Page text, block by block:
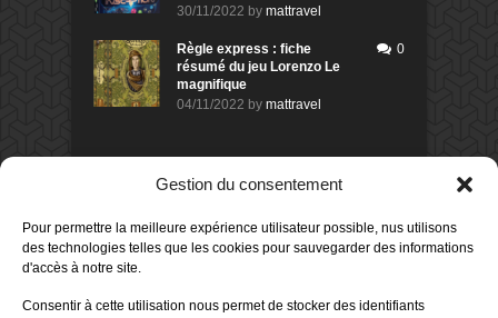
Gestion du consentement
Pour permettre la meilleure expérience utilisateur possible, nus utilisons
des technologies telles que les cookies pour sauvegarder des informations
d'accès à notre site.
Consentir à cette utilisation nous permet de stocker des identifiants
30/11/2022 by mattravel
Règle express : fiche
résumé du jeu Lorenzo Le
magnifique
04/11/2022 by mattravel
0
DERNIERS AVIS DES MEMBRES
Avis de
Sur le jeu Collect!
il y a 1 heure
Avis demorlockbob
80%